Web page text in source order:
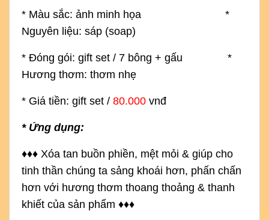
* Màu sắc: ảnh minh họa
*
Nguyên liệu: sáp (soap)
* Đóng gói: gift set / 7 bông + gấu *
Hương thơm: thơm nhẹ
* Giá tiền: gift set / 80.000 vnđ
* Ứng dụng:
♦♦♦ Xóa tan buồn phiền, mệt mỏi & giúp cho
tinh thần chúng ta sảng khoái hơn, phấn chấn
hơn với hương thơm thoang thoảng & thanh
khiết của sản phẩm ♦♦♦